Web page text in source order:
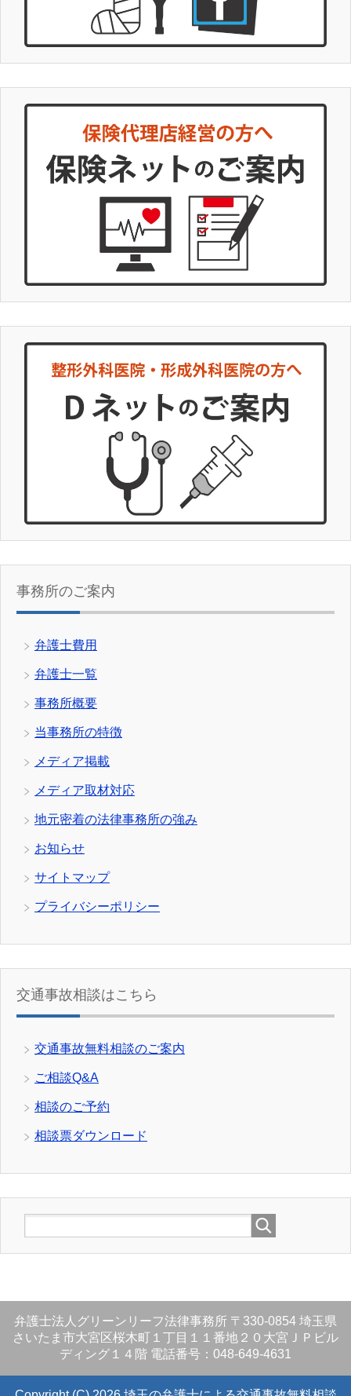
事務所のご案内
弁護士費用
弁護士一覧
事務所概要
当事務所の特徴
メディア掲載
メディア取材対応
地元密着の法律事務所の強み
お知らせ
サイトマップ
プライバシーポリシー
交通事故相談はこちら
交通事故無料相談のご案内
ご相談Q&A
相談のご予約
相談票ダウンロード
弁護士法人グリーンリーフ法律事務所 〒330-0854 埼玉県
さいたま市大宮区桜木町１丁目１１番地２０大宮ＪＰビル
ディング１４階 電話番号：048-649-4631